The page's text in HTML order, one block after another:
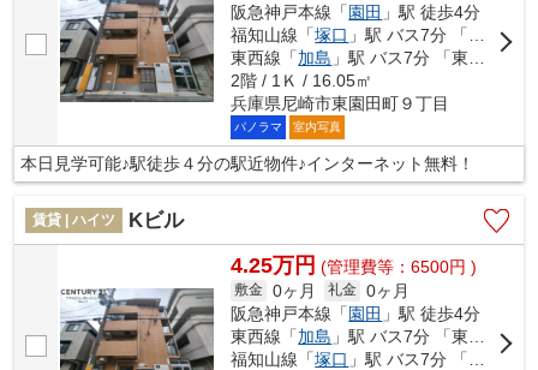
阪急神戸本線「園田 」駅 徒歩4分
福知山線「塚口 」駅 バス7分 「阪急園田〔南〕」 停歩4分
東西線「加島 」駅 バス7分 「東園田８丁目」 停歩3分
2階 / 1Ｋ / 16.05㎡
兵庫県尼崎市東園田町９丁目
パノラマ 室内写真
本日見学可能♪駅徒歩４分の駅近物件♪インターネット無料！
賃貸 | ハイツ Kビル
4.25万円 (管理費等：6500円 )
敷金 0ヶ月 礼金 0ヶ月
阪急神戸本線「園田 」駅 徒歩4分
東西線「加島 」駅 バス7分 「東園田８丁目」 停歩3分
福知山線「塚口 」駅 バス7分 「阪急園田〔南〕」 停歩4分